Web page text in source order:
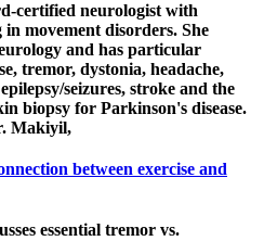
certified neurologist with
movement disorders. She
and has particular
tremor, dystonia, headache,
seizures, stroke and the
biopsy for Parkinson's disease.
Makiyil,
between exercise and
essential tremor vs.